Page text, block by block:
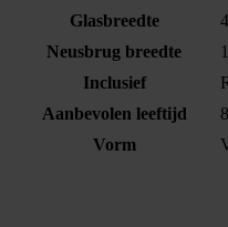
Glasbreedte
Neusbrug breedte
Inclusief
Aanbevolen leeftijd
Vorm